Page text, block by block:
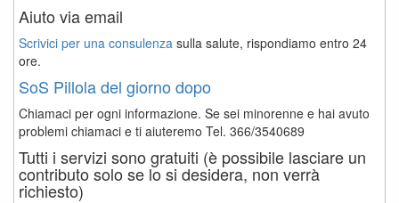
Aiuto via email
Scrivici per una consulenza sulla salute, rispondiamo entro 24
ore.
SoS Pillola del giorno dopo
Chiamaci per ogni informazione. Se sei minorenne e hai avuto
problemi chiamaci e ti aiuteremo Tel. 366/3540689
Tutti i servizi sono gratuiti (è possibile lasciare un
contributo solo se lo si desidera, non verrà
richiesto)